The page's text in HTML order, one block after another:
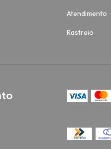
Atendimento
Rastreio